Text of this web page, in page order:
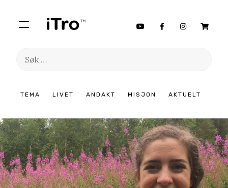
TEMA LIVET ANDAKT MISJON AKTUELT
Søk
innhold